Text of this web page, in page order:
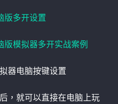
版多开设置
版模拟器多开实战案例
器电脑按键设置
，就可以直接在电脑上玩